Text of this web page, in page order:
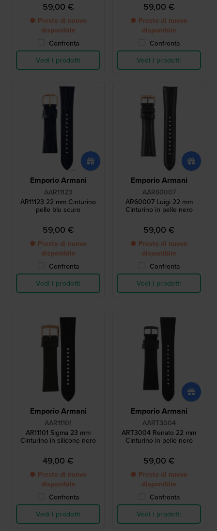
59,00 €
● Presto di nuovo
disponibile
Confronta
Vedi i prodotti
59,00 €
● Presto di nuovo
disponibile
Confronta
Vedi i prodotti
Emporio Armani
AAR11123
AR11123 22 mm Cinturino
pelle blu scuro
59,00 €
● Presto di nuovo
disponibile
Confronta
Vedi i prodotti
Emporio Armani
AAR60007
AR60007 Luigi 22 mm
Cinturino in pelle nero
59,00 €
● Presto di nuovo
disponibile
Confronta
Vedi i prodotti
Emporio Armani
AAR11101
AR11101 Sigma 23 mm
Cinturino in silicone nero
49,00 €
● Presto di nuovo
disponibile
Confronta
Vedi i prodotti
Emporio Armani
AART3004
ART3004 Renato 22 mm
Cinturino in pelle nero
59,00 €
● Presto di nuovo
disponibile
Confronta
Vedi i prodotti